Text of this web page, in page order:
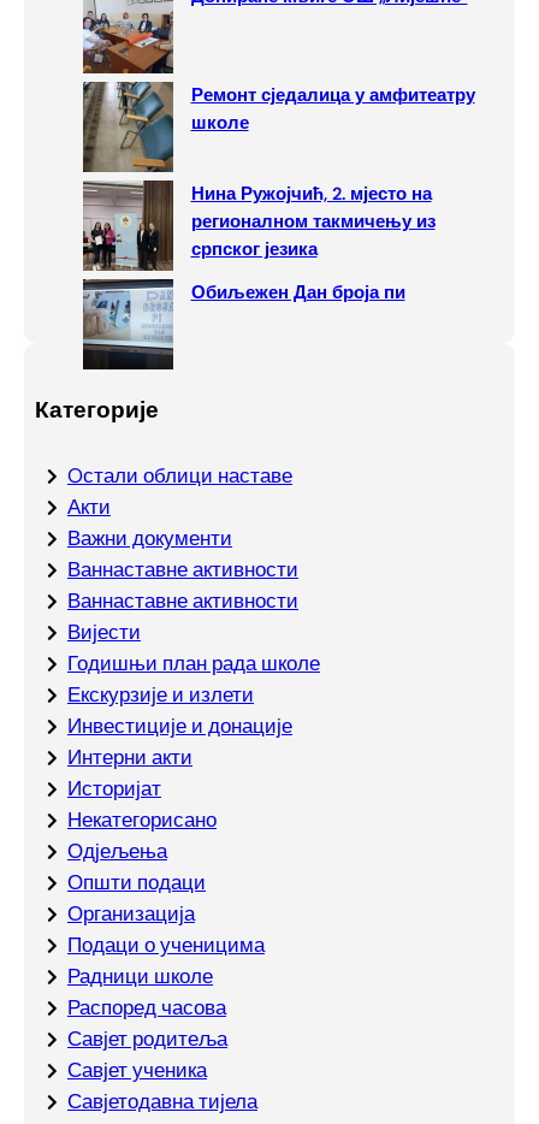
Ремонт сједалица у амфитеатру
школе
Нина Ружојчић, 2. мјесто на
регионалном такмичењу из
српског језика
Обиљежен Дан броја пи
Категорије
Oстали облици наставе
Акти
Важни документи
Ваннаставне активности
Ваннаставне активности
Вијести
Годишњи план рада школе
Екскурзије и излети
Инвестиције и донације
Интерни акти
Историјат
Некатегорисано
Одјељења
Општи подаци
Организација
Подаци о ученицима
Радници школе
Распоред часова
Савјет родитеља
Савјет ученика
Савјетодавна тијела